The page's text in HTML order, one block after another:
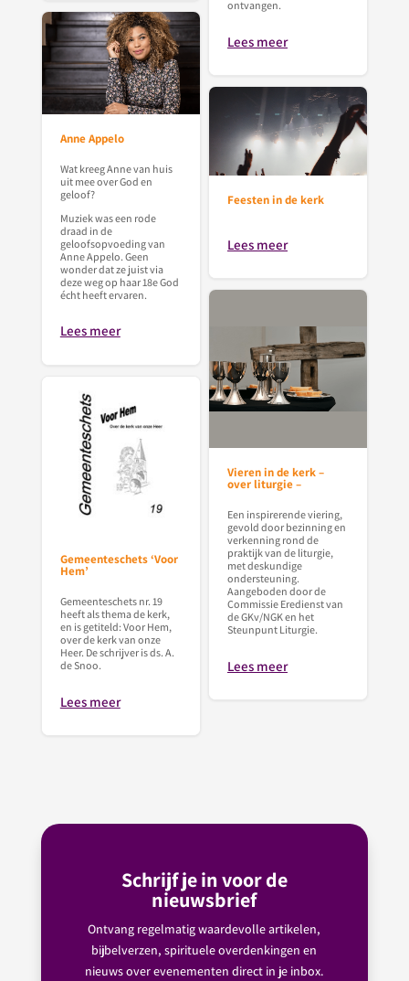
ontvangen.
Lees meer
Anne Appelo
Wat kreeg Anne van huis
uit mee over God en
geloof?
Muziek was een rode
draad in de
geloofsopvoeding van
Anne Appelo. Geen
wonder dat ze juist via
deze weg op haar 18e God
écht heeft ervaren.
Lees meer
Feesten in de kerk
Lees meer
Vieren in de kerk –
over liturgie –
Een inspirerende viering,
gevold door bezinning en
verkenning rond de
praktijk van de liturgie,
met deskundige
ondersteuning.
Aangeboden door de
Commissie Eredienst van
de GKv/NGK en het
Steunpunt Liturgie.
Lees meer
Gemeenteschets ‘Voor
Hem’
Gemeenteschets nr. 19
heeft als thema de kerk,
en is getiteld: Voor Hem,
over de kerk van onze
Heer. De schrijver is ds. A.
de Snoo.
Lees meer
Schrijf je in voor de
nieuwsbrief
Ontvang regelmatig waardevolle artikelen,
bijbelverzen, spirituele overdenkingen en
nieuws over evenementen direct in je inbox.